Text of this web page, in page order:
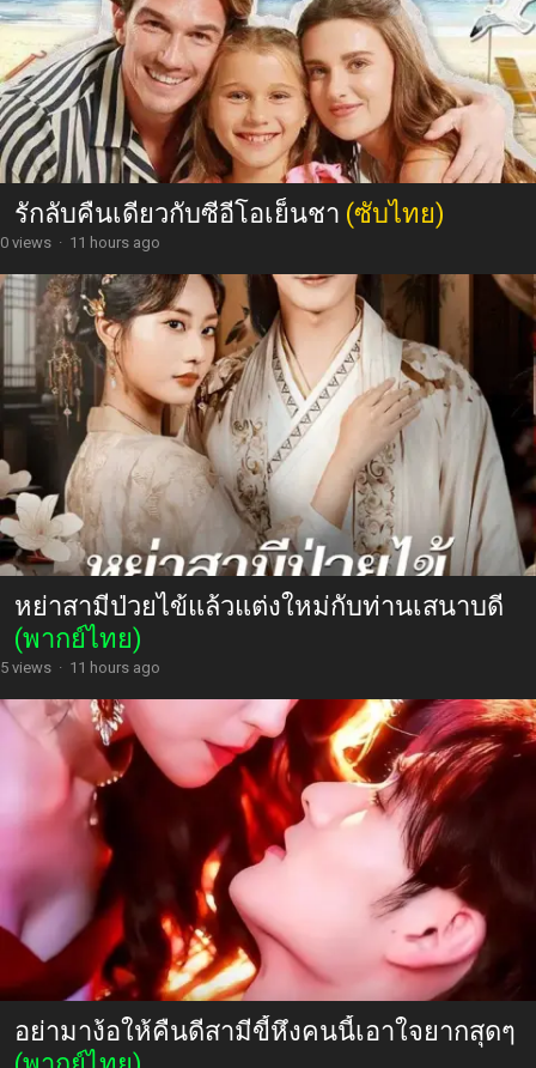
รักลับคืนเดียวกับซีอีโอเย็นชา (ซับไทย)
0 views · 11 hours ago
หย่าสามีป่วยไข้แล้วแต่งใหม่กับท่านเสนาบดี
(พากย์ไทย)
5 views · 11 hours ago
อย่ามาง้อให้คืนดีสามีขี้หึงคนนี้เอาใจยากสุดๆ